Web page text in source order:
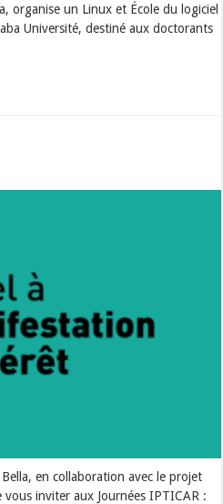
organise un Linux et École du logiciel
Université, destiné aux doctorants
Bella, en collaboration avec le projet
inviter aux Journées IPTICAR :